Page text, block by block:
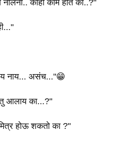
नलिनी.. काही काम होत का..?"
नाय... असंच..."😁
आलाय का...?"
होऊ शकतो का ?"